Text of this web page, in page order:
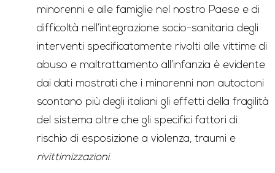
minorenni e alle famiglie nel nostro Paese e di
difficoltà nell’integrazione socio-sanitaria degli
interventi specificatamente rivolti alle vittime di
abuso e maltrattamento all’infanzia è evidente
dai dati mostrati che i minorenni non autoctoni
scontano più degli italiani gli effetti della fragilità
del sistema oltre che gli specifici fattori di
rischio di esposizione a violenza, traumi e
rivittimizzazioni.